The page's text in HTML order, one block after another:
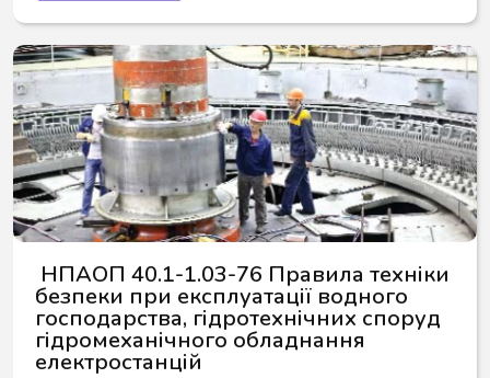
безпеки при експлуатації водного
господарства, гідротехнічних споруд
гідромеханічного обладнання
електростанцій